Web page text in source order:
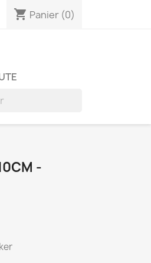
shopping_cart Panier (0)
-